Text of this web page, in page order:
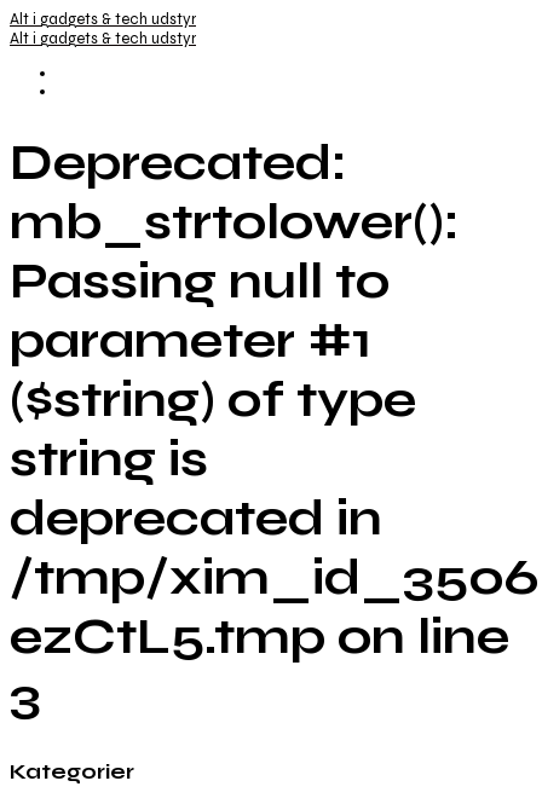
Alt i gadgets & tech udstyr
Alt i gadgets & tech udstyr
Deprecated:
mb_strtolower():
Passing null to
parameter #1
($string) of type
string is
deprecated in
/tmp/
ezCtL5.tmp on line
3
Kategorier